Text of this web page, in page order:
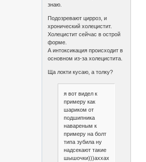
знаю.
Подозревают цирроз, и
хронический холецистит.
Холецистит сейчас в острой
форме.
А интоксикация происходит в
основном из-за холецистита.
Ща локти кусаю, а толку?
я вот видел к
примеру как
шариком от
подшипника
навареным к
примеру на болт
типа зубила ну
надсекают такие
шышочки)))аххах